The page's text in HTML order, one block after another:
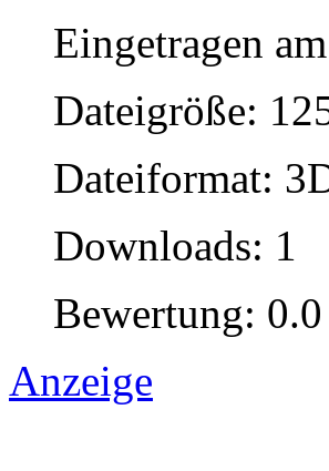
Eingetragen
Dateigröße:
Dateiformat:
Downloads: 1
Bewertung:
Anzeige